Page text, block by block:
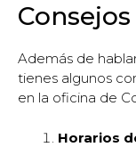
Además de
tienes algunos
en la oficina de
Horarios